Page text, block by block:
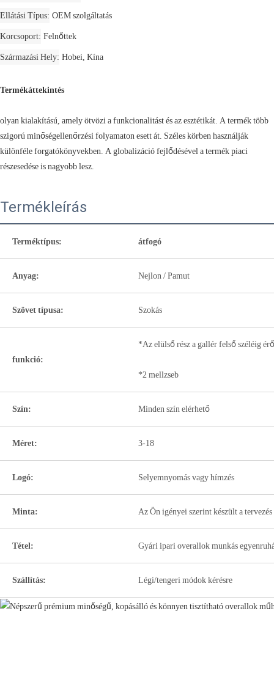
Ellátási Típus OEM szolgáltatás
Korcsoport Felnőttek
Származási Hely Hobei, Kína
Termékáttekintés
olyan kialakítású, amely ötvözi a funkcionalitást és az esztétikát. A termék több
szigorú minőségellenőrzési folyamaton esett át. Széles körben használják
különféle forgatókönyvekben. A globalizáció fejlődésével a termék piaci
részesedése is nagyobb lesz.
Termékleírás
Terméktípus: átfogó
Anyag: Nejlon / Pamut
Szövet típusa: Szokás
funkció:
*Az elülső rész a gallér felső széléig érő
*2 mellzseb
Szín: Minden szín elérhető
Méret: 3-18
Logó: Selyemnyomás vagy hímzés
Minta: Az Ön igényei szerint készült a
Tétel: Gyári ipari overallok munkás
Szállítás: Légi/tengeri módok kérésre